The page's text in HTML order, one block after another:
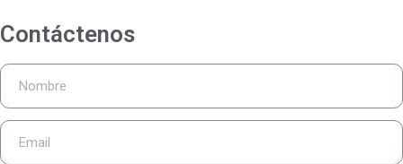
Contáctenos